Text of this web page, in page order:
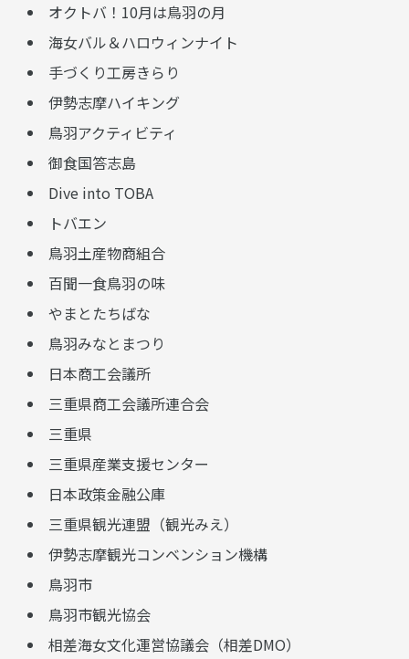
オクトバ！10月は鳥羽の月
海女バル＆ハロウィンナイト
手づくり工房きらり
伊勢志摩ハイキング
鳥羽アクティビティ
御食国答志島
Dive into TOBA
トバエン
鳥羽土産物商組合
百聞一食鳥羽の味
やまとたちばな
鳥羽みなとまつり
日本商工会議所
三重県商工会議所連合会
三重県
三重県産業支援センター
日本政策金融公庫
三重県観光連盟（観光みえ）
伊勢志摩観光コンベンション機構
鳥羽市
鳥羽市観光協会
相差海女文化運営協議会（相差DMO）